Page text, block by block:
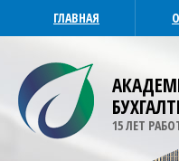
ГЛАВНАЯ
15 ЛЕТ